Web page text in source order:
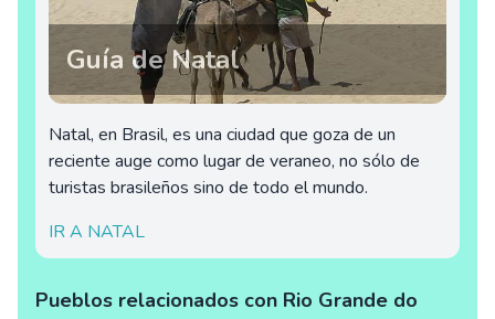
Guía de Natal
Natal, en Brasil, es una ciudad que goza de un
reciente auge como lugar de veraneo, no sólo de
turistas brasileños sino de todo el mundo.
IR A NATAL
Pueblos relacionados con Rio Grande do